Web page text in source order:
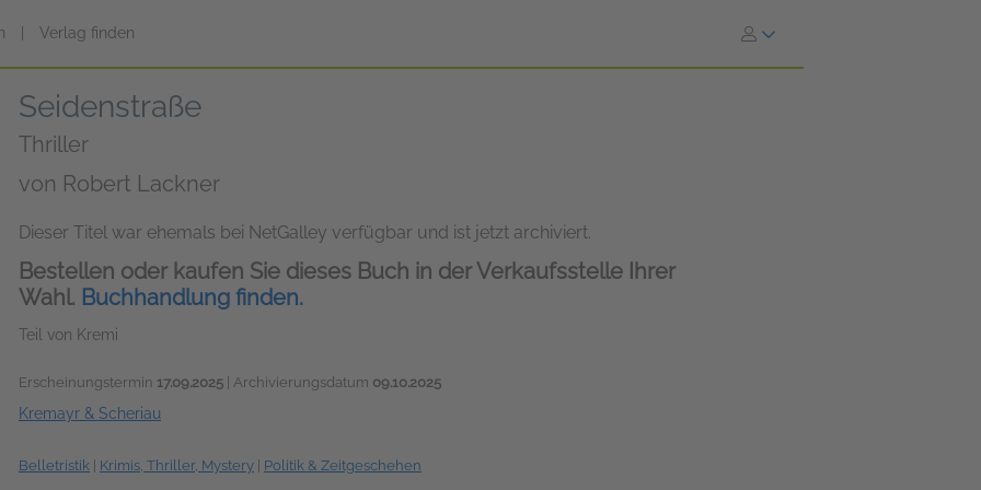
Verlag finden
Seidenstraße
Thriller
von Robert Lackner
Dieser Titel war ehemals bei NetGalley verfügbar und ist jetzt archiviert.
Bestellen oder kaufen Sie dieses Buch in der Verkaufsstelle Ihrer
Wahl. Buchhandlung finden.
Teil von Kremi
Erscheinungstermin 17.09.2025 | Archivierungsdatum 09.10.2025
Kremayr & Scheriau
Belletristik Krimis, Thriller, Mystery Politik & Zeitgeschehen